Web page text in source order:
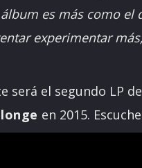
álbum es más como el
experimentar
será el segundo LP de
en 2015.